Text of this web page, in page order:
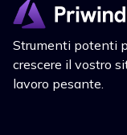
Strumenti potenti
crescere il vostro
lavoro pesante.